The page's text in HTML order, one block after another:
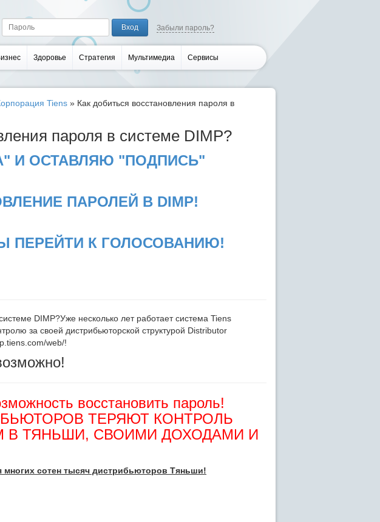
Забыли пароль?
Здоровье Стратегия Мультимедиа Сервисы
Tiens » Как добиться восстановления пароля в
пароля в системе DIMP?
И ОСТАВЛЯЮ "ПОДПИСЬ"
ПАРОЛЕЙ В DIMP!
ПЕРЕЙТИ К ГОЛОСОВАНИЮ!
Уже несколько лет работает система Tiens
за своей дистрибьюторской структурой Distributor
web/!
восстановить пароль!
ТЕРЯЮТ КОНТРОЛЬ
В ТЯНЬШИ, СВОИМИ ДОХОДАМИ И
многих сотен тысяч дистрибьюторов Тяньши!